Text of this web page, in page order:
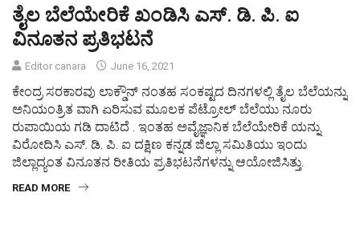
ತೈಲ ಬೆಲೆಯೇರಿಕೆ ಖಂಡಿಸಿ ಎಸ್. ಡಿ. ಪಿ. ಐ
ವಿನೂತನ ಪ್ರತಿಭಟನೆ
Editor canara June 16, 2021
ಕೇಂದ್ರ ಸರಕಾರವು ಲಾಕ್ಡೌನ್ ನಂತಹ ಸಂಕಷ್ಟದ ದಿನಗಳಲ್ಲಿ ತೈಲ ಬೆಲೆಯನ್ನು
ಅನಿಯಂತ್ರಿತ ವಾಗಿ ಏರಿಸುವ ಮೂಲಕ ಪೆಟ್ರೋಲ್ ಬೆಲೆಯು ನೂರು
ರುಪಾಯಿಯ ಗಡಿ ದಾಟಿದೆ . ಇಂತಹ ಅವೈಜ್ಞಾನಿಕ ಬೆಲೆಯೇರಿಕೆ ಯನ್ನು
ವಿರೋದಿಸಿ ಎಸ್. ಡಿ. ಪಿ. ಐ ದಕ್ಷಿಣ ಕನ್ನಡ ಜಿಲ್ಲಾ ಸಮಿತಿಯು ಇಂದು
ಜಿಲ್ಲಾದ್ಯಂತ ವಿನೂತನ ರೀತಿಯ ಪ್ರತಿಭಟನೆಗಳನ್ನು ಆಯೋಜಿಸಿತ್ತು.
READ MORE